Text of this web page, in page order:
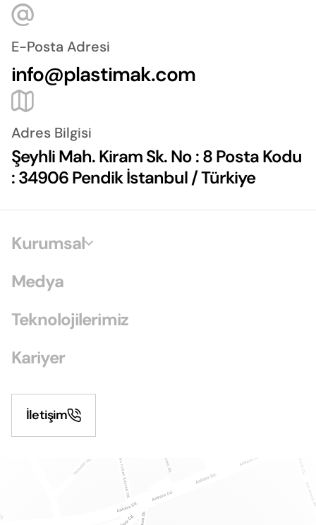
E-Posta Adresi
info@plastimak.com
Adres Bilgisi
Şeyhli Mah. Kiram Sk. No : 8 Posta Kodu
: 34906 Pendik İstanbul / Türkiye
Kurumsal
Medya
Teknolojilerimiz
Kariyer
İletişim